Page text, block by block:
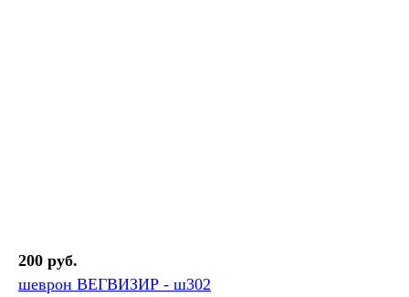
200 руб.
шеврон ВЕГВИЗИР - ш302